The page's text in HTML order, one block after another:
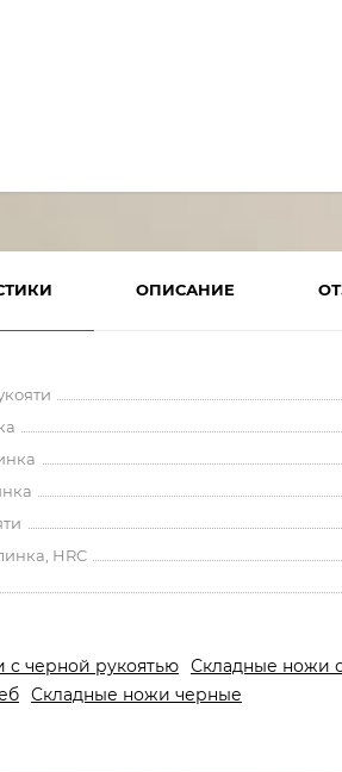
ОПИСАНИЕ
HRC
с черной рукоятью Складные ножи
Складные ножи черные